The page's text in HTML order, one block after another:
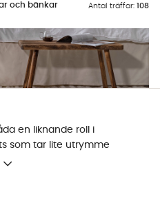
och bänkar Antal träffar: 108
en liknande roll i
som tar lite utrymme
en stol. En hallbänk